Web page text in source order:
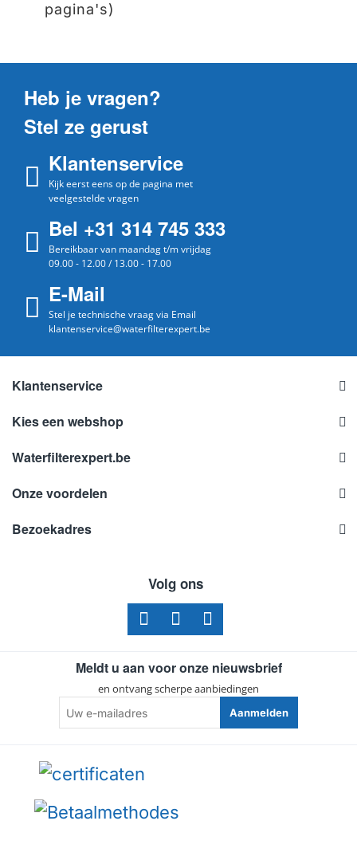
pagina's)
Heb je vragen?
Stel ze gerust
Klantenservice
Kijk eerst eens op de pagina met
veelgestelde vragen
Bel +31 314 745 333
Bereikbaar van maandag t/m vrijdag
09.00 - 12.00 / 13.00 - 17.00
E-Mail
Stel je technische vraag via Email
klantenservice@waterfilterexpert.be
Klantenservice
Kies een webshop
Waterfilterexpert.be
Onze voordelen
Bezoekadres
Volg ons
Meldt u aan voor onze nieuwsbrief
en ontvang scherpe aanbiedingen
e-
mailadres
Aanmelden